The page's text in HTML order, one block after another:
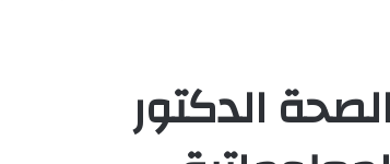
الدكتور